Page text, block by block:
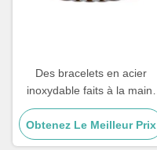
Des bracelets en acier
inoxydable faits à la main,
cadeau de couple, mâle, œil
de tigre, bracelet en pierre à
perles.
Obtenez Le Meilleur Prix